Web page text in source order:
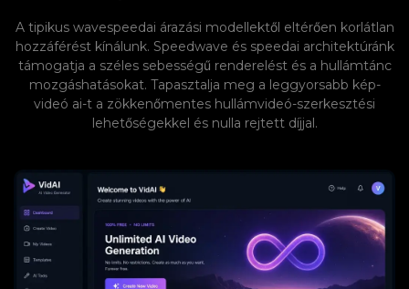
A tipikus wavespeedai árazási modellektől eltérően korlátlan
hozzáférést kínálunk. Speedwave és speedai architektúránk
támogatja a széles sebességű renderelést és a hullámtánc
mozgáshatásokat. Tapasztalja meg a leggyorsabb kép-
videó ai-t a zökkenőmentes hullámvideó-szerkesztési
lehetőségekkel és nulla rejtett díjjal.